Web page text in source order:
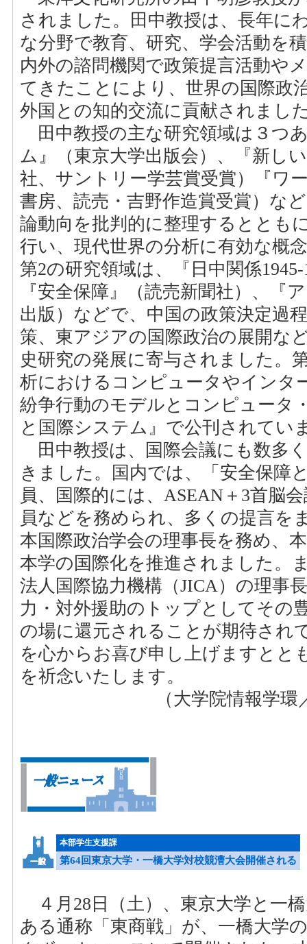
されました。田中教授は、長年に
な分野で教育、研究、学会活動を
内外の諮問機関で政策提言活動や
てきたことにより、世界の国際政
外国との知的交流に貢献されまし
田中教授の主な研究領域は３つ
ム』（東京大学出版会）、『新し
社、サントリー学芸賞受賞）『ワ
書房、読売・吉野作造賞受賞）な
論動向を批判的に整理するととも
行い、現代世界の分析に有効な概
第2の研究領域は、『日中関係
『安全保障』（読売新聞社）、『
出版）などで、中国の政策決定過
策、東アジアの国際政治の展開な
史研究の発展に寄与されました。
析におけるコンピュータやインタ
紛争行動のモデルとコンピュータ
と国際システム』で公刊されてい
田中教授は、国際会議にも数多
きました。国内では、「安全保障
員、国際的には、ASEAN＋3首脳
員などを務められ、多くの提言を
本国際政治学会の理事長を務め、
本学の国際化を推進されました。
法人国際協力機構（JICA）の理事
力・対外援助のトップとしてその
の場に還元されることが期待され
を心からお喜び申し上げますとと
を祈念いたします。
（大学院情報学
本部学生支援課
第64回東京大学・一橋大学対校競漕大会開催される
４月28日（土）、東京大学と一
ある通称「東商戦」が、一橋大学